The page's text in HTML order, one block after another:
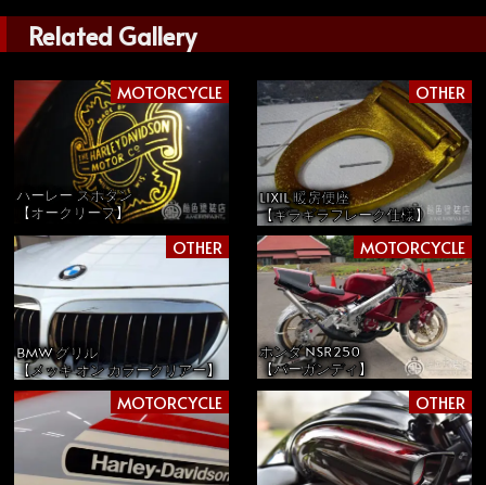
Related Gallery
MOTORCYCLE
ハーレー スポタン
【オークリーフ】
OTHER
LIXIL 暖房便座
【ギラギラフレーク仕様】
OTHER
BMW グリル
【メッキ オン カラークリアー】
MOTORCYCLE
ホンダ NSR250
【バーガンディ】
MOTORCYCLE OTHER